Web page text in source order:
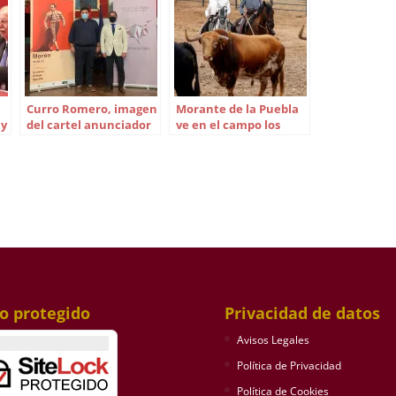
Curro Romero, imagen
del cartel anunciador
Morante de la Puebla
ve en el campo los
protegido Privacidad de datos
Avisos Legales
Política de Privacidad
Política de Cookies